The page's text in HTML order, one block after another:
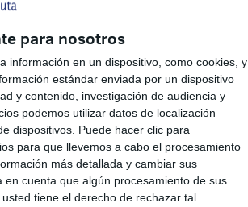
para nosotros
información en un dispositivo, como cookies, y
estándar enviada por un dispositivo
y contenido, investigación de audiencia y
podemos utilizar datos de localización
dispositivos. Puede hacer clic para
para que llevemos a cabo el procesamiento
más detallada y cambiar sus
en cuenta que algún procesamiento de sus
tiene el derecho de rechazar tal
nuestras
los animales y
Porque